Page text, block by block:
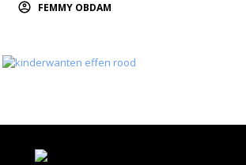
FEMMY OBDAM